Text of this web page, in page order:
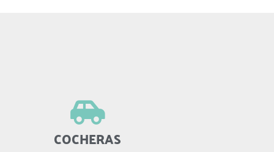
COCHERAS